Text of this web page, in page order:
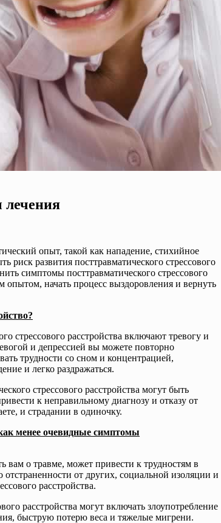
опыт, такой как нападение, стихийное
риск развития посттравматического стрессового
симптомы посттравматического стрессового
опытом, начать процесс выздоровления и вернуть
стрессового расстройства включают тревогу и
и депрессией вы можете повторно
трудности со сном и концентрацией,
и легко раздражаться.
стрессового расстройства могут быть
к неправильному диагнозу и отказу от
и страдании в одиночку.
менее очевидные симптомы
вам о травме, может привести к трудностям в
от других, социальной изоляции и
расстройства.
расстройства могут включать злоупотребление
быструю потерю веса и тяжелые мигрени.